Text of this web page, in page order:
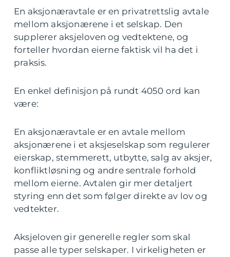
En aksjonæravtale er en privatrettslig avtale
mellom aksjonærene i et selskap. Den
supplerer aksjeloven og vedtektene, og
forteller hvordan eierne faktisk vil ha det i
praksis.
En enkel definisjon på rundt 4050 ord kan
være:
En aksjonæravtale er en avtale mellom
aksjonærene i et aksjeselskap som regulerer
eierskap, stemmerett, utbytte, salg av aksjer,
konfliktløsning og andre sentrale forhold
mellom eierne. Avtalen gir mer detaljert
styring enn det som følger direkte av lov og
vedtekter.
Aksjeloven gir generelle regler som skal
passe alle typer selskaper. I virkeligheten er